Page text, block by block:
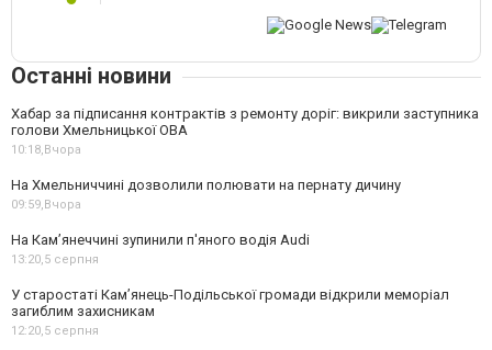
Останні новини
Хабар за підписання контрактів з ремонту доріг: викрили заступника
голови Хмельницької ОВА
10:18,Вчора
На Хмельниччині дозволили полювати на пернату дичину
09:59,Вчора
На Камʼянеччині зупинили п'яного водія Audi
13:20,5 серпня
У старостаті Кам’янець-Подільської громади відкрили меморіал
загиблим захисникам
12:20,5 серпня